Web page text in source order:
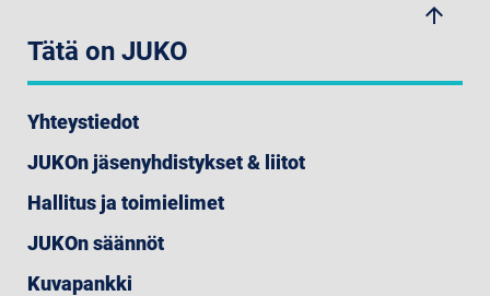
arrow_upwards
Tätä on JUKO
Yhteystiedot
JUKOn jäsenyhdistykset & liitot
Hallitus ja toimielimet
JUKOn säännöt
Kuvapankki